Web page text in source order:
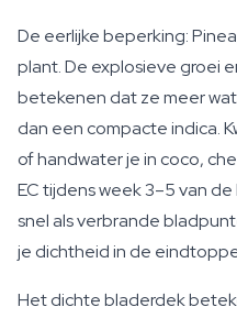
De eerlijke beperking:
plant. De explosieve groei
betekenen dat ze meer
dan een compacte indica.
of handwater je in coco,
EC tijdens week 3–5 van
snel als verbrande
je dichtheid in de
Het dichte bladerdek